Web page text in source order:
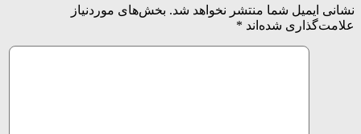
نشانی ایمیل شما منتشر نخواهد شد. بخش‌های موردنیاز
علامت‌گذاری شده‌اند *